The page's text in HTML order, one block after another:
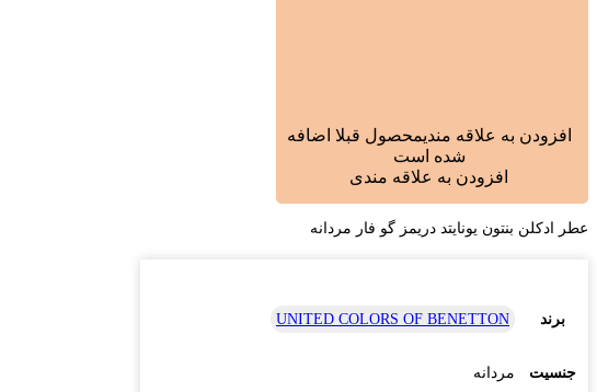
افزودن به علاقه مندیمحصول قبلا اضافه
شده است
افزودن به علاقه مندی
عطر ادکلن بنتون یونایتد دریمز گو فار مردانه
برند UNITED COLORS OF BENETTON
جنسیت مردانه